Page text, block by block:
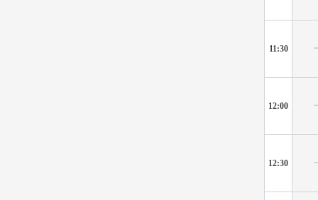
11:30
12:00
12:30